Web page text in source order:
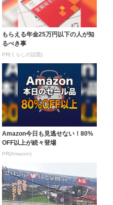
もらえる年金25万円以下の人が知
るべき事
PR(くらしの話題)
Amazon今日も見逃せない！80%
OFF以上が続々登場
PR(Amazon)